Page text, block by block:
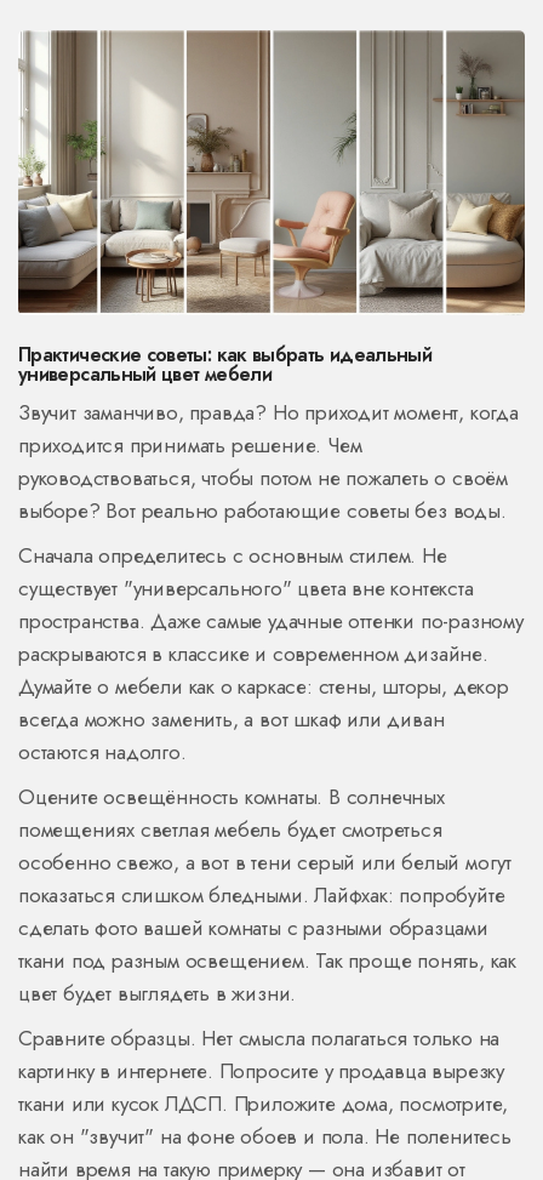
Практические советы: как выбрать идеальный
универсальный цвет мебели
Звучит заманчиво, правда? Но приходит момент, когда
приходится принимать решение. Чем
руководствоваться, чтобы потом не пожалеть о своём
выборе? Вот реально работающие советы без воды.
Сначала определитесь с основным стилем. Не
существует "универсального" цвета вне контекста
пространства. Даже самые удачные оттенки по-разному
раскрываются в классике и современном дизайне.
Думайте о мебели как о каркасе: стены, шторы, декор
всегда можно заменить, а вот шкаф или диван
остаются надолго.
Оцените освещённость комнаты. В солнечных
помещениях светлая мебель будет смотреться
особенно свежо, а вот в тени серый или белый могут
показаться слишком бледными. Лайфхак: попробуйте
сделать фото вашей комнаты с разными образцами
ткани под разным освещением. Так проще понять, как
цвет будет выглядеть в жизни.
Сравните образцы. Нет смысла полагаться только на
картинку в интернете. Попросите у продавца вырезку
ткани или кусок ЛДСП. Приложите дома, посмотрите,
как он "звучит" на фоне обоев и пола. Не поленитесь
найти время на такую примерку — она избавит от